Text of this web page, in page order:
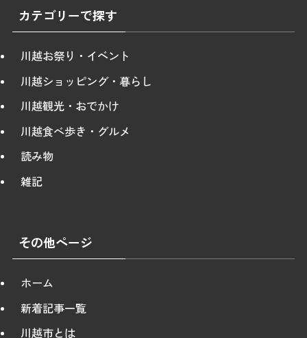
カテゴリーで探す
川越お祭り・イベント
川越ショッピング・暮らし
川越観光・おでかけ
川越食べ歩き・グルメ
読み物
雑記
その他ページ
ホーム
新着記事一覧
川越市とは